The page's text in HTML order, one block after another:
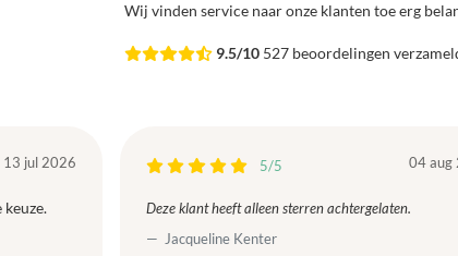
Wij vinden service naar onze klanten toe erg
9.5/10527 beoordelingen
13 jul 2026 5/5 04 aug
Deze klant heeft alleen sterren achtergelaten.
Jacqueline Kenter